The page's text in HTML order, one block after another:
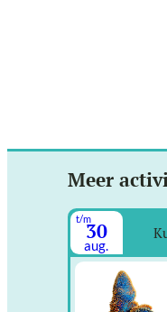
Meer
t/m30
aug.